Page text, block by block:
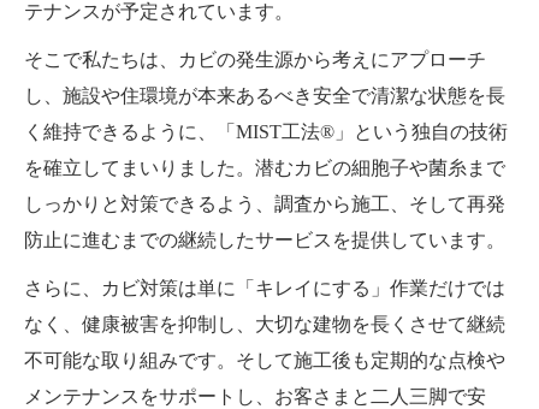
テナンスが予定されています。
そこで私たちは、カビの発生源から考えにアプローチ
し、施設や住環境が本来あるべき安全で清潔な状態を長
く維持できるように、「MIST工法®」という独自の技術
を確立してまいりました。潜むカビの細胞子や菌糸まで
しっかりと対策できるよう、調査から施工、そして再発
防止に進むまでの継続したサービスを提供しています。
さらに、カビ対策は単に「キレイにする」作業だけでは
なく、健康被害を抑制し、大切な建物を長くさせて継続
不可能な取り組みです。そして施工後も定期的な点検や
メンテナンスをサポートし、お客さまと二人三脚で安